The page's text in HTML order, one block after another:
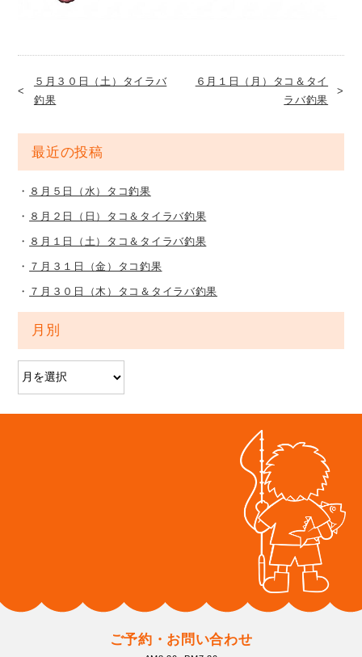
５月３０日（土）タイラバ
釣果
６月１日（月）タコ＆タイ
ラバ釣果
最近の投稿
８月５日（水）タコ釣果
８月２日（日）タコ＆タイラバ釣果
８月１日（土）タコ＆タイラバ釣果
７月３１日（金）タコ釣果
７月３０日（木）タコ＆タイラバ釣果
月別
ご予約・お問い合わせ